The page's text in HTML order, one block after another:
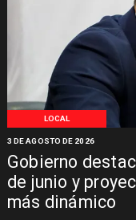
LOCAL
Gobierno
de junio y
más dinámico
3 DE AGOSTO DE 2026